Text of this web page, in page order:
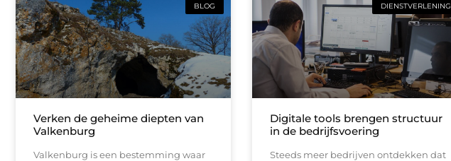
BLOG
Verken de geheime diepten van
Valkenburg
Valkenburg is een bestemming waar
DIENSTVERLENING
Digitale tools brengen structuur
in de bedrijfsvoering
Steeds meer bedrijven ontdekken dat